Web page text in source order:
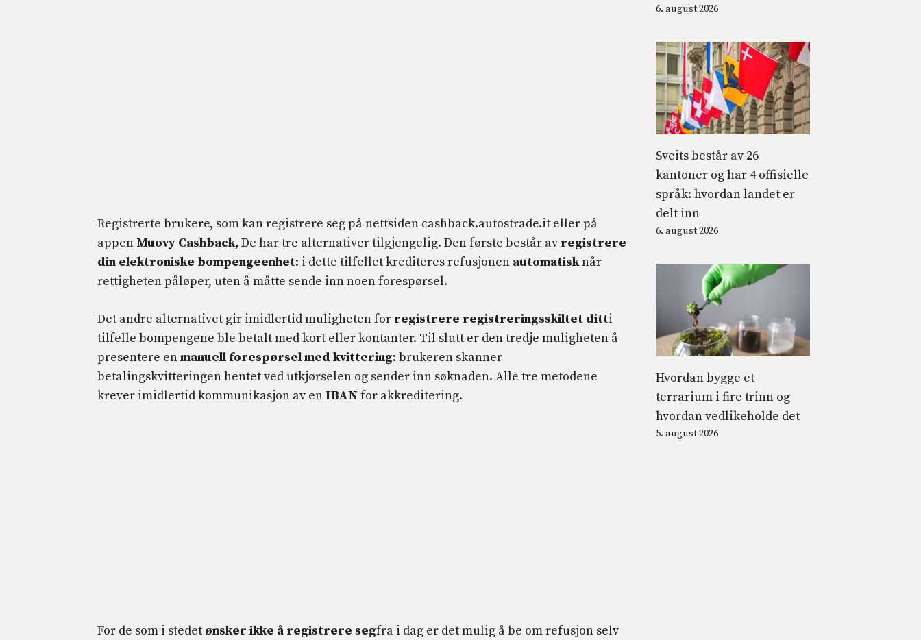
Registrerte brukere, som kan registrere seg på nettsiden cashback.autostrade.it eller på
appen Muovy Cashback, De har tre alternativer tilgjengelig. Den første består av registrere
din elektroniske bompengeenhet: i dette tilfellet krediteres refusjonen automatisknår
rettigheten påløper, uten å måtte sende inn noen forespørsel.
Det andre alternativet gir imidlertid muligheten for registrere registreringsskiltet ditti
tilfelle bompengene ble betalt med kort eller kontanter. Til slutt er den tredje muligheten å
presentere enmanuell forespørsel med kvittering: brukeren skanner
betalingskvitteringen hentet ved utkjørselen og sender inn søknaden. Alle tre metodene
krever imidlertid kommunikasjon av en IBAN for akkreditering.
For de som i stedet ønsker ikke å registrere segfra i dag er det mulig å be om refusjon selv
6. august 2026
Sveits består av 26
kantoner og har 4 offisielle
språk: hvordan landet er
delt inn
6. august 2026
Hvordan bygge et
terrarium i fire trinn og
hvordan vedlikeholde det
5. august 2026